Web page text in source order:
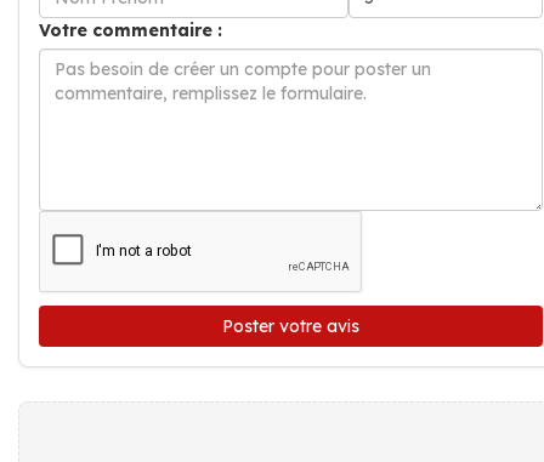
Votre commentaire :
Poster votre avis